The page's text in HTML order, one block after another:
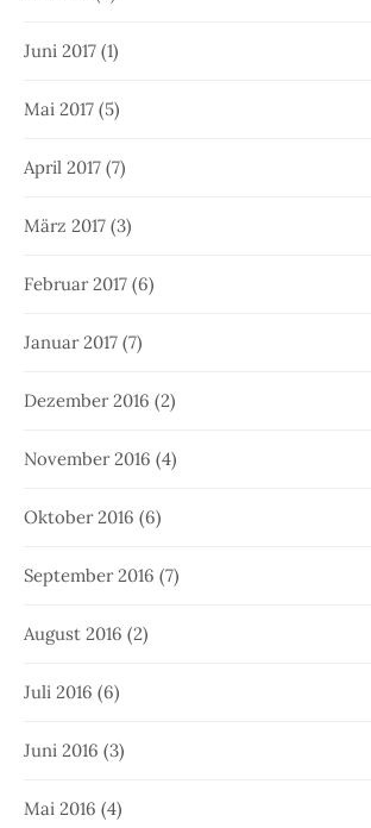
Juni 2017 (1)
Mai 2017 (5)
April 2017 (7)
März 2017 (3)
Februar 2017 (6)
Januar 2017 (7)
Dezember 2016 (2)
November 2016 (4)
Oktober 2016 (6)
September 2016 (7)
August 2016 (2)
Juli 2016 (6)
Juni 2016 (3)
Mai 2016 (4)